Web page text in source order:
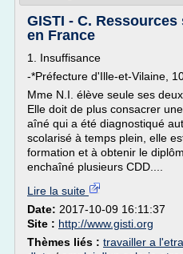
GISTI - C.
en France
1. Insuffisance
-*Préfecture d'Ille-et-Vilaine,
Mme N.I. élève seule ses
Elle doit de plus consacrer
aîné qui a été diagnostiqué
scolarisé à temps plein, elle
formation et à obtenir le
enchaîné plusieurs CDD....
Lire la suite
Date: 2017-10-09 16:11:37
Site : http://www.gisti.org
Thèmes liés : travailler a